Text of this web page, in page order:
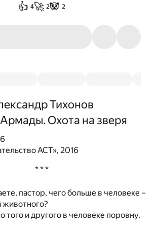
👍 4🚀 2🐼 2
Тихонов
Охота на зверя
АСТ», 2016
* * *
пастор, чего больше в человеке –
животного?
того и другого в человеке поровну.